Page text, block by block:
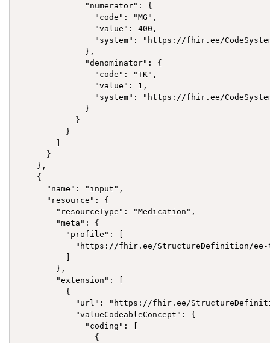
              "numerator": {
                "code": "MG",
                "value": 400,
"system": "https://fhir.ee/
              },
              "denominator": {
                "code": "TK",
                "value": 1,
"system": "https://fhir.ee/
              }
            }
          }
        ]
      }
    },
    {
      "name": "input",
      "resource": {
        "resourceType": "Medication",
        "meta": {
          "profile": [
"https://fhir.ee/StructureDefinition/
          ]
        },
        "extension": [
          {
"url": "https://fhir.ee/
            "valueCodeableConcept": {
              "coding": [
                {